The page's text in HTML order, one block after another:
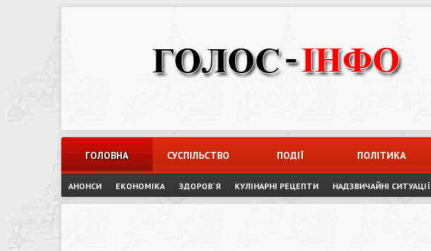
ГОЛОВНА СУСПІЛЬСТВО ПОДІЇ ПОЛІТИКА
АНОНСИ ЕКОНОМІКА ЗДОРОВ`Я КУЛІНАРНІ РЕЦЕПТИ НАДЗВИЧАЙНІ СИТУАЦІЇ